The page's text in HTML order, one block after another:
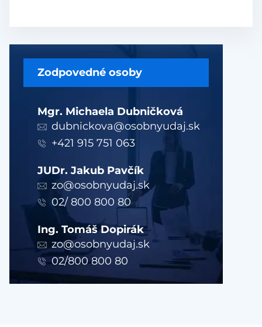
Zodpovedné osoby
Mgr. Michaela Dubničková
dubnickova@osobnyudaj.sk
+421 915 751 063
JUDr. Jakub Pavčík
zo@osobnyudaj.sk
02/ 800 800 80
Ing. Tomáš Dopirák
zo@osobnyudaj.sk
02/800 800 80